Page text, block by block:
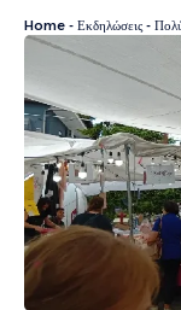
Home - Εκδηλώσεις -